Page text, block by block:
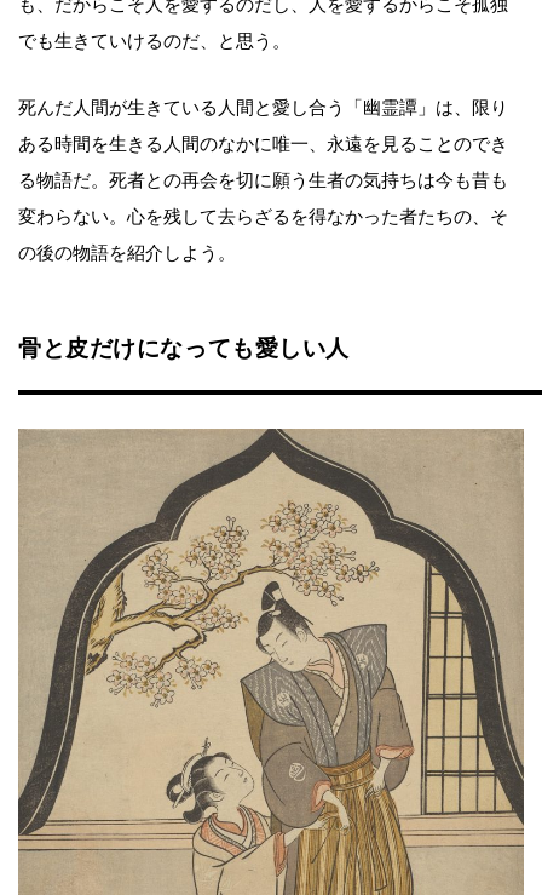
も、だからこそ人を愛するのだし、人を愛するからこそ孤独
でも生きていけるのだ、と思う。
死んだ人間が生きている人間と愛し合う「幽霊譚」は、限り
ある時間を生きる人間のなかに唯一、永遠を見ることのでき
る物語だ。死者との再会を切に願う生者の気持ちは今も昔も
変わらない。心を残して去らざるを得なかった者たちの、そ
の後の物語を紹介しよう。
骨と皮だけになっても愛しい人